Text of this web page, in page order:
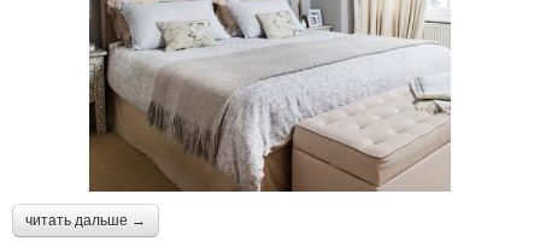
читать дальше →